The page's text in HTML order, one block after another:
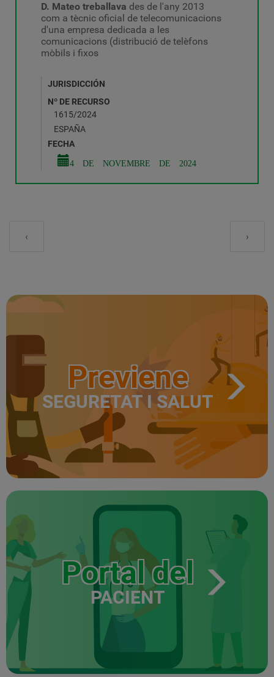
D. Mateo treballava des de l'any 2013
com a tècnic oficial de telecomunicacions
d'una empresa dedicada a les
comunicacions (distribució de telèfons
mòbils i fixos
JURISDICCIÓN
Nº DE RECURSO
1615/2024
ESPAÑA
FECHA
4 DE NOVEMBRE DE 2024
Pàgina
‹ ›
Previene
SEGURETAT I SALUT
Portal del
PACIENT